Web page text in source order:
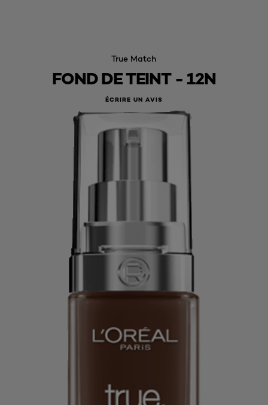
True Match
FOND DE TEINT - 12N
ÉCRIRE UN AVIS